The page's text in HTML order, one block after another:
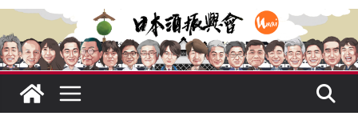
市場！梅乃宿上市背後的密碼
龜之井酒造：口說上手 – 山形純米大
吟釀的堅持與傳承 ～ くどき上手